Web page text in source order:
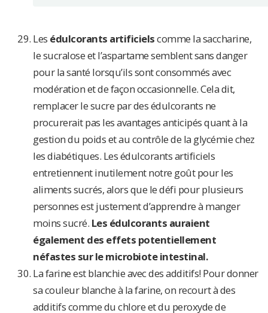
Les édulcorants artificielscomme la saccharine,
le sucralose et l’aspartame semblent sans danger
pour la santé lorsqu’ils sont consommés avec
modération et de façon occasionnelle. Cela dit,
remplacer le sucre par des édulcorants ne
procurerait pas les avantages anticipés quant à la
gestion du poids et au contrôle de la glycémie chez
les diabétiques. Les édulcorants artificiels
entretiennent inutilement notre goût pour les
aliments sucrés, alors que le défi pour plusieurs
personnes est justement d’apprendre à manger
moins sucré. Les édulcorants auraient
également des effets potentiellement
néfastes sur le microbiote intestinal.
La farine est blanchie avec des additifs! Pour donner
sa couleur blanche à la farine, on recourt à des
additifs comme du chlore et du peroxyde de